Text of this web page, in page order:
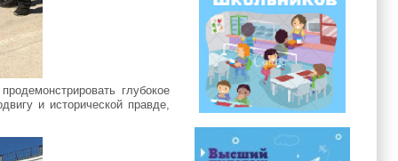
глубокое
и исторической правде,